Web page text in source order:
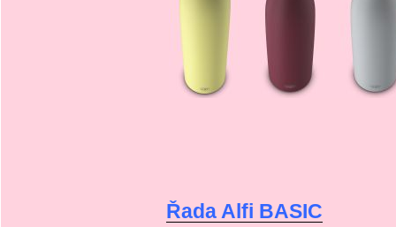
Řada Alfi BASIC